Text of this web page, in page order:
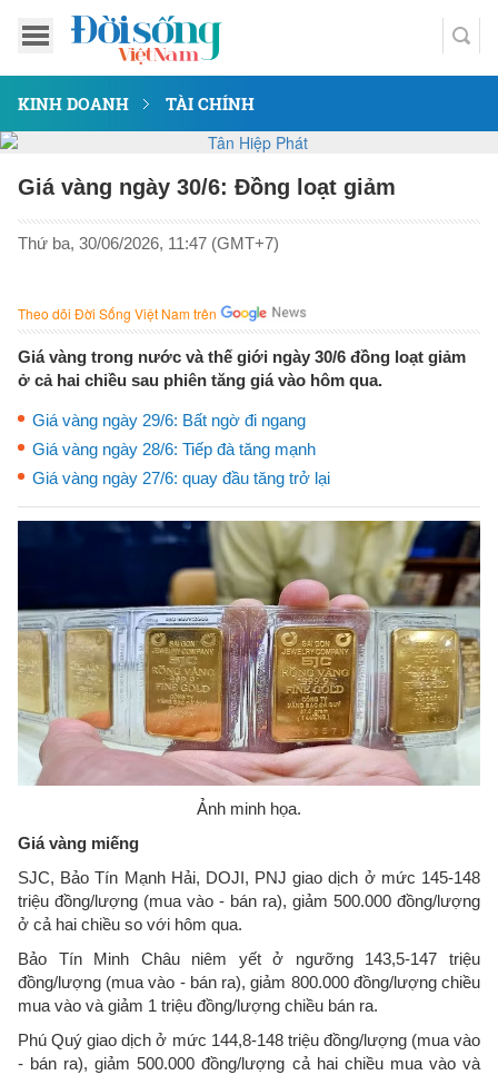
KINH DOANH TÀI CHÍNH
Giá vàng ngày 30/6: Đồng loạt giảm
Thứ ba, 30/06/2026, 11:47 (GMT+7)
Theo dõi Đời Sống Việt Nam trên
Giá vàng trong nước và thế giới ngày 30/6 đồng loạt giảm
ở cả hai chiều sau phiên tăng giá vào hôm qua.
Giá vàng ngày 29/6: Bất ngờ đi ngang
Giá vàng ngày 28/6: Tiếp đà tăng mạnh
Giá vàng ngày 27/6: quay đầu tăng trở lại
Ảnh minh họa.
Giá vàng miếng
SJC, Bảo Tín Mạnh Hải, DOJI, PNJ giao dịch ở mức 145-148
triệu đồng/lượng (mua vào - bán ra), giảm 500.000 đồng/lượng
ở cả hai chiều so với hôm qua.
Bảo Tín Minh Châu niêm yết ở ngưỡng 143,5-147 triệu
đồng/lượng (mua vào - bán ra), giảm 800.000 đồng/lượng chiều
mua vào và giảm 1 triệu đồng/lượng chiều bán ra.
Phú Quý giao dịch ở mức 144,8-148 triệu đồng/lượng (mua vào
- bán ra), giảm 500.000 đồng/lượng cả hai chiều mua vào và